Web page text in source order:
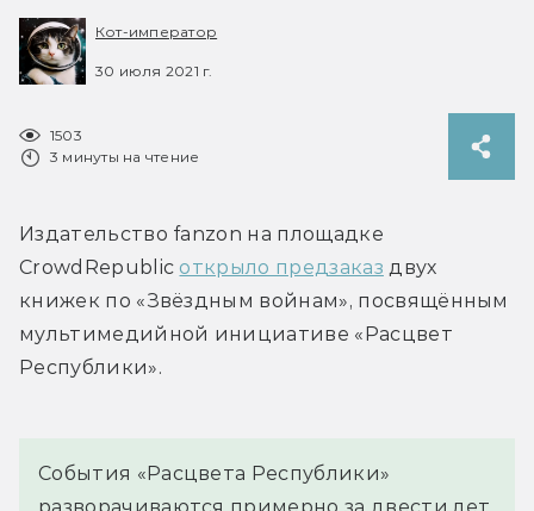
Кот-император
30 июля 2021 г.
1503
3 минуты на чтение
Издательство fanzon на площадке
CrowdRepublic открыло предзаказ двух
книжек по «Звёздным войнам», посвящённым
мультимедийной инициативе «Расцвет
Республики».
События «Расцвета Республики»
разворачиваются примерно за двести лет